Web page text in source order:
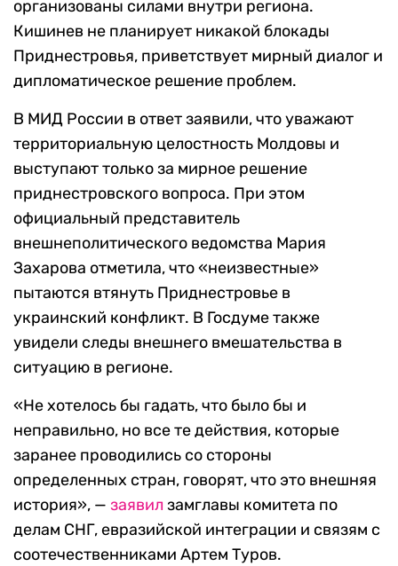
организованы силами внутри региона.
Кишинев не планирует никакой блокады
Приднестровья, приветствует мирный диалог и
дипломатическое решение проблем.
В МИД России в ответ заявили, что уважают
территориальную целостность Молдовы и
выступают только за мирное решение
приднестровского вопроса. При этом
официальный представитель
внешнеполитического ведомства Мария
Захарова отметила, что «неизвестные»
пытаются втянуть Приднестровье в
украинский конфликт. В Госдуме также
увидели следы внешнего вмешательства в
ситуацию в регионе.
«Не хотелось бы гадать, что было бы и
неправильно, но все те действия, которые
заранее проводились со стороны
определенных стран, говорят, что это внешняя
история», — заявил замглавы комитета по
делам СНГ, евразийской интеграции и связям с
соотечественниками Артем Туров.